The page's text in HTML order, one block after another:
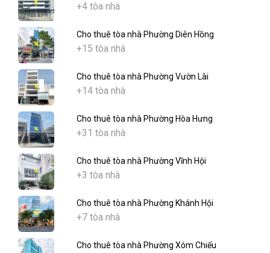
+4 tòa nhà
Cho thuê tòa nhà Phường Diên Hồng
+15 tòa nhà
Cho thuê tòa nhà Phường Vườn Lài
+14 tòa nhà
Cho thuê tòa nhà Phường Hòa Hưng
+31 tòa nhà
Cho thuê tòa nhà Phường Vĩnh Hội
+3 tòa nhà
Cho thuê tòa nhà Phường Khánh Hội
+7 tòa nhà
Cho thuê tòa nhà Phường Xóm Chiếu